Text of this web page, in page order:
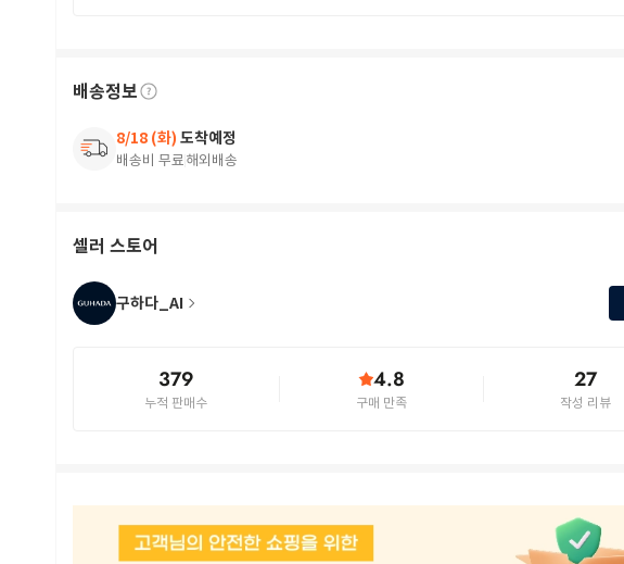
배송정보
8/18 (화) 도착예정
배송비 무료해외배송
셀러 스토어
구하다_AI
379
누적 판매수
4.8
구매 만족
27
작성 리뷰